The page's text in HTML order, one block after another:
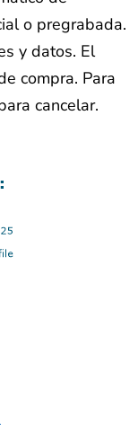
o pregrabada.
y datos. El
compra. Para
cancelar.